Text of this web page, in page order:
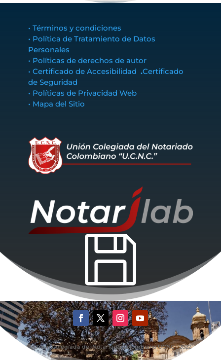
• Términos y condiciones
• Política de Tratamiento de Datos
Personales
• Políticas de derechos de autor
• Certificado de Accesibilidad .Certificado
de Seguridad
• Políticas de Privacidad Web
• Mapa del Sitio

©Unión Colegiada del Notariado Colombiano UCNC | 2022